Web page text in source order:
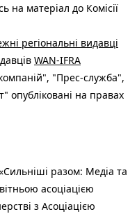
на матеріал до Комісії
регіональні видавці
WAN-IFRA
"Прес-служба",
опубліковані на правах
разом: Медіа та
асоціацією
з Асоціацією